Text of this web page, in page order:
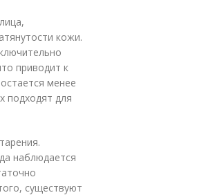
кожи.
приводит к
менее
подходят для
наблюдается
существуют